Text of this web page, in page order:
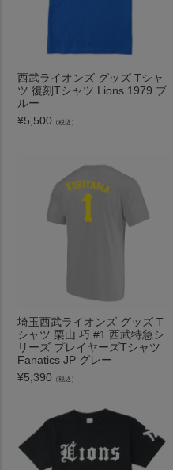
西武ライオンズ グッズ Tシャ
ツ 復刻Tシャツ Lions 1979 ブ
ルー
¥5,500 （税込）
埼玉西武ライオンズ グッズ T
シャツ 栗山 巧 #1 西武特急シ
リーズ プレイヤーズTシャツ
Fanatics JP グレー
¥5,390 （税込）